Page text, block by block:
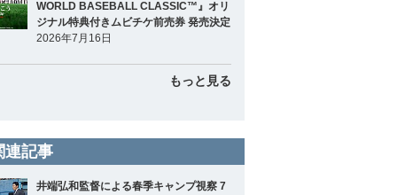
WORLD BASEBALL CLASSIC™』オリ
ジナル特典付きムビチケ前売券 発売決定
2026年7月16日
もっと見る
連記事
井端弘和監督による春季キャンプ視察 7